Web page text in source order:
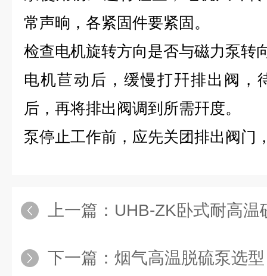
常声晌，各紧固件要紧固。
检查电机旋转方向是否与磁力泵转
电机苣动后，缓慢打幵排出阀，
后，再将排出阀调到所需幵度。
泵停止工作前，应先关团排出阀门
上一篇： UHB-ZK卧式耐高温
下一篇： 烟气高温脱硫泵选